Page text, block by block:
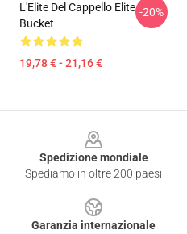
L'Elite Del Cappello Elite
Bucket
19,78 € - 21,16 €
-20%
Spedizione mondiale
Spediamo in oltre 200 paesi
Garanzia internazionale